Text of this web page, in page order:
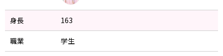
身長 163
職業 学生